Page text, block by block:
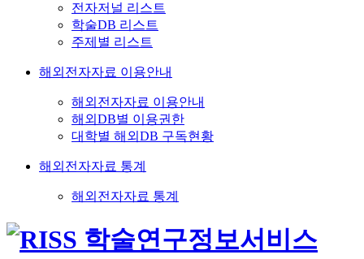
전자저널 리스트
학술DB 리스트
주제별 리스트
해외전자자료 이용안내
해외전자자료 이용안내
해외DB별 이용권한
대학별 해외DB 구독현황
해외전자자료 통계
해외전자자료 통계